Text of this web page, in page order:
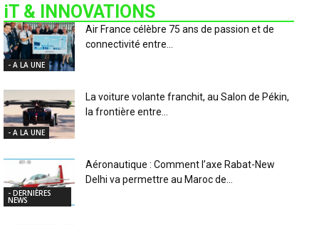
iT & INNOVATIONS
- A LA UNE
Air France célèbre 75 ans de passion et de
connectivité entre...
- A LA UNE
La voiture volante franchit, au Salon de Pékin,
la frontière entre...
- DERNIÈRES
NEWS
Aéronautique : Comment l’axe Rabat-New
Delhi va permettre au Maroc de...